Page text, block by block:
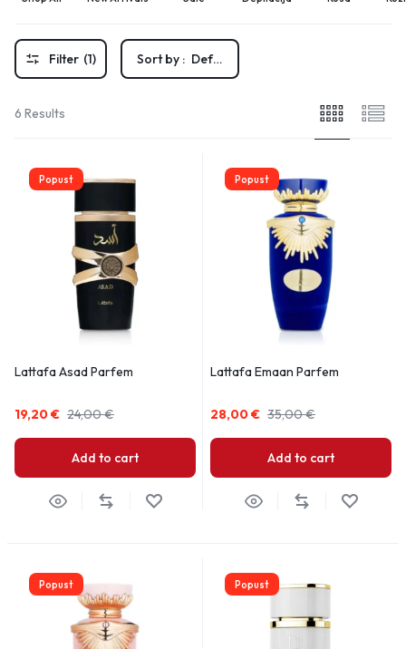
Filter (1) Sort by : Default
6 Results
Popust
Lattafa Asad Parfem
24,00€
19,20€
Add to cart
Popust
Lattafa Emaan Parfem
35,00€
28,00€
Add to cart
Popust Popust